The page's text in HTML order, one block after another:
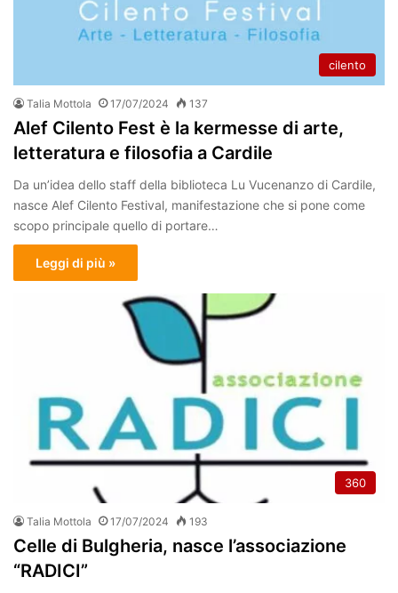
cilento
Talia Mottola 17/07/2024 137
Alef Cilento Fest è la kermesse di arte,
letteratura e filosofia a Cardile
Da un’idea dello staff della biblioteca Lu Vucenanzo di Cardile,
nasce Alef Cilento Festival, manifestazione che si pone come
scopo principale quello di portare…
Leggi di più »
360
Talia Mottola 17/07/2024 193
Celle di Bulgheria, nasce l’associazione
“RADICI”